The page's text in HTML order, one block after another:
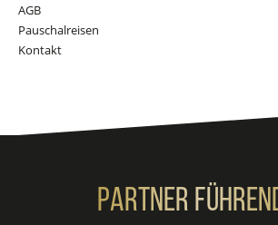
AGB
Pauschalreisen
Kontakt
Partner